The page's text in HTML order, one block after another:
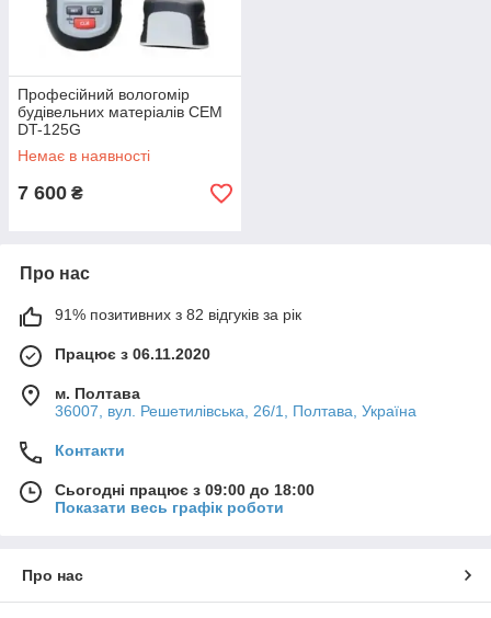
Професійний вологомір
будівельних матеріалів CEM
DT-125G
Немає в наявності
7 600 ₴
Про нас
91% позитивних з 82 відгуків за рік
Працює з 06.11.2020
м. Полтава
36007, вул. Решетилівська, 26/1, Полтава, Україна
Контакти
Сьогодні працює з 09:00 до 18:00
Показати весь графік роботи
Про нас